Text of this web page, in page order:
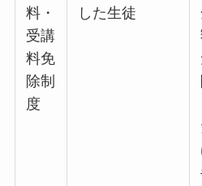
料・
受講
料免
除制
度
した生徒